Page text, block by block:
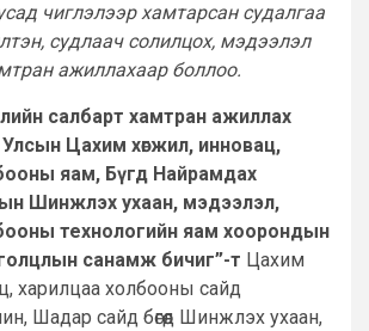
чиглэлээр хамтарсан судалгаа
судлаач солилцох, мэдээлэл
ажиллахаар боллоо.
салбарт хамтран ажиллах
Цахим хөгжил, инновац,
яам, Бүгд Найрамдах
Шинжлэх ухаан, мэдээлэл,
технологийн яам хоорондын
санамж бичиг”-т Цахим
харилцаа холбооны сайд
Шадар сайд бөгөөд Шинжлэх ухаан,